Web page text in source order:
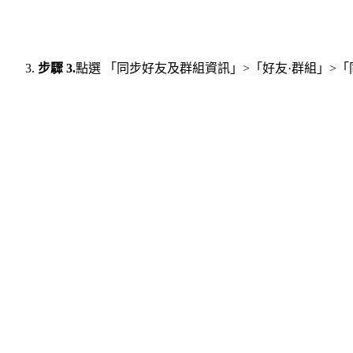
步驟 3.點選 「同步好友及群組資訊」>「好友·群組」>「